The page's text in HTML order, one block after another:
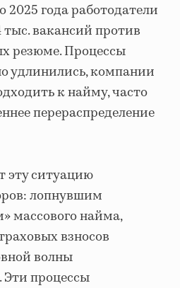
2025 года работодатели
вакансий против
резюме. Процессы
удлинились, компании
к найму, часто
перераспределение
эту ситуацию
лопнувшим
массового найма,
взносов
волны
процессы